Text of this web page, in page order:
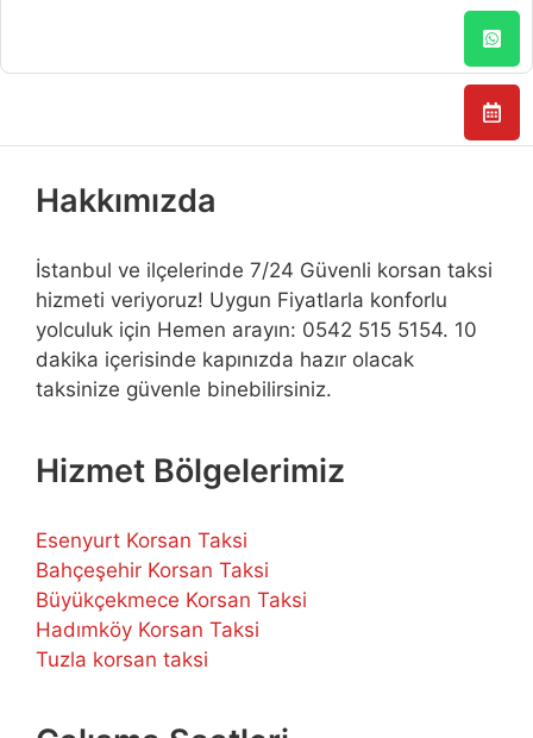
Hakkımızda
İstanbul ve ilçelerinde 7/24 Güvenli korsan taksi
hizmeti veriyoruz! Uygun Fiyatlarla konforlu
yolculuk için Hemen arayın: 0542 515 5154. 10
dakika içerisinde kapınızda hazır olacak
taksinize güvenle binebilirsiniz.
Hizmet Bölgelerimiz
Esenyurt Korsan Taksi
Bahçeşehir Korsan Taksi
Büyükçekmece Korsan Taksi
Hadımköy Korsan Taksi
Tuzla korsan taksi